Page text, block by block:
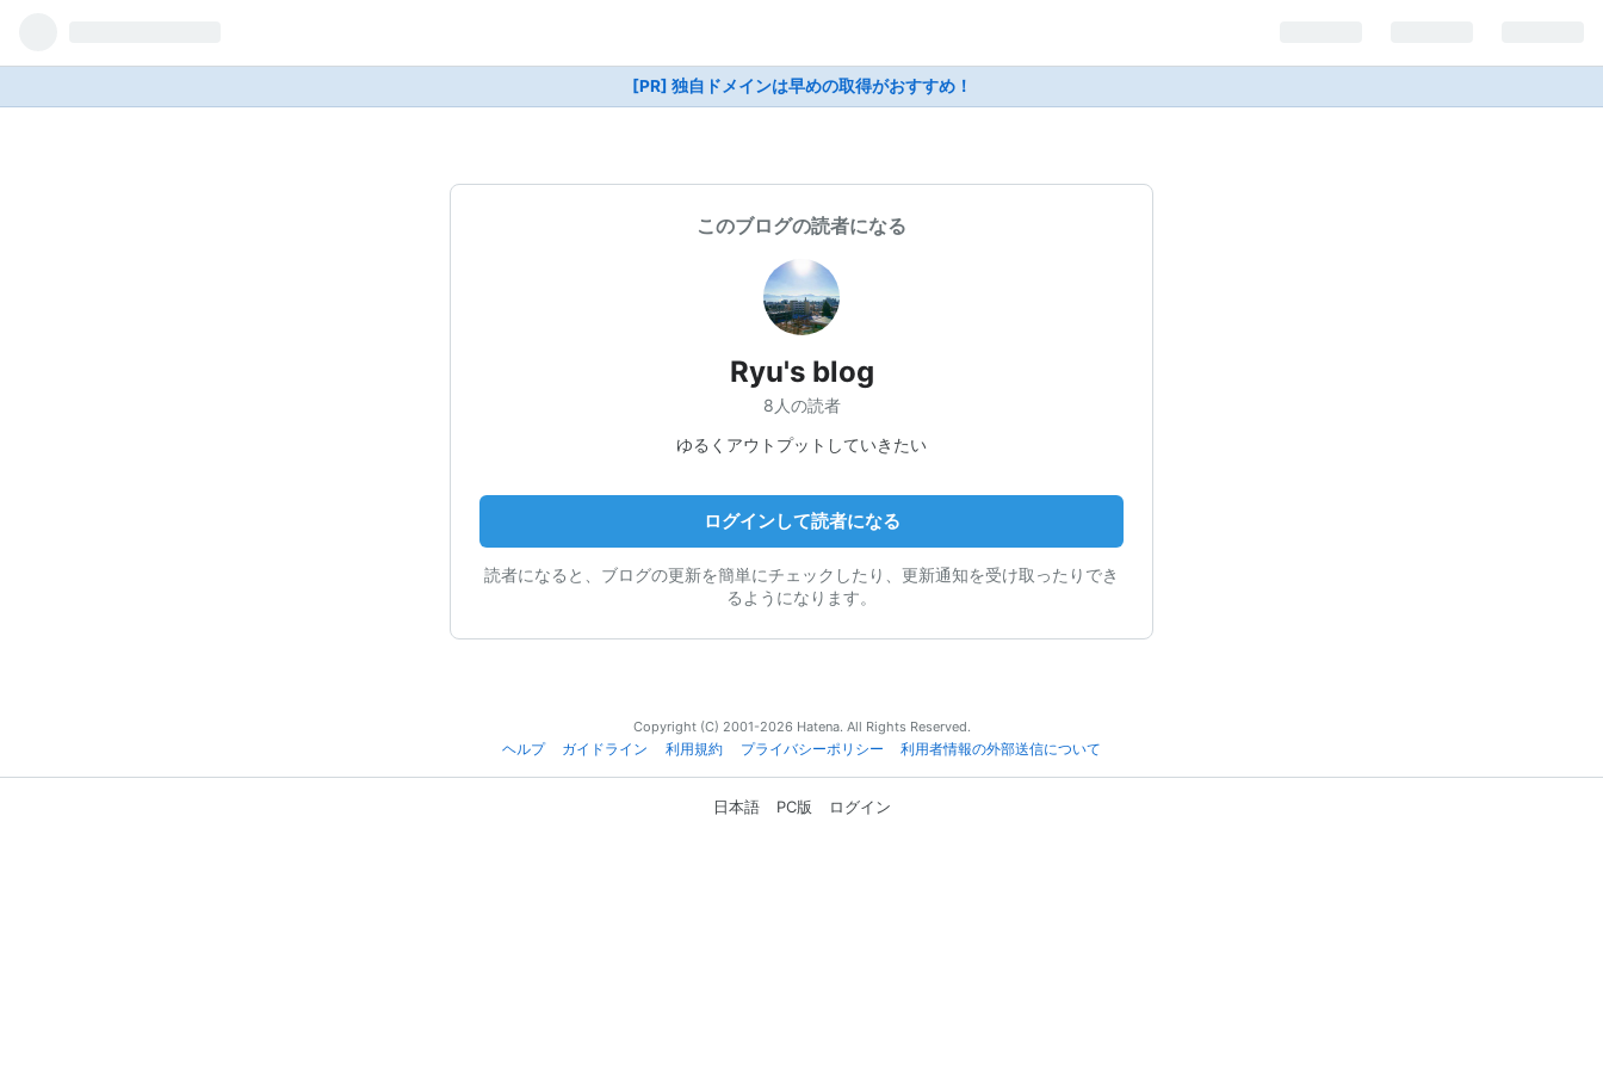
[PR] 独自ドメインは早めの取得がおすすめ！
このブログの読者になる
Ryu's blog
8人の読者
ゆるくアウトプットしていきたい
ログインして読者になる
読者になると、ブログの更新を簡単にチェックしたり、更新通知を受け取ったりでき
るようになります。
Copyright (C) 2001-2026 Hatena. All Rights Reserved.
ヘルプ
ガイドライン 利用規約 プライバシーポリシー 利用者情報の外部送信について
日本語 PC版 ログイン